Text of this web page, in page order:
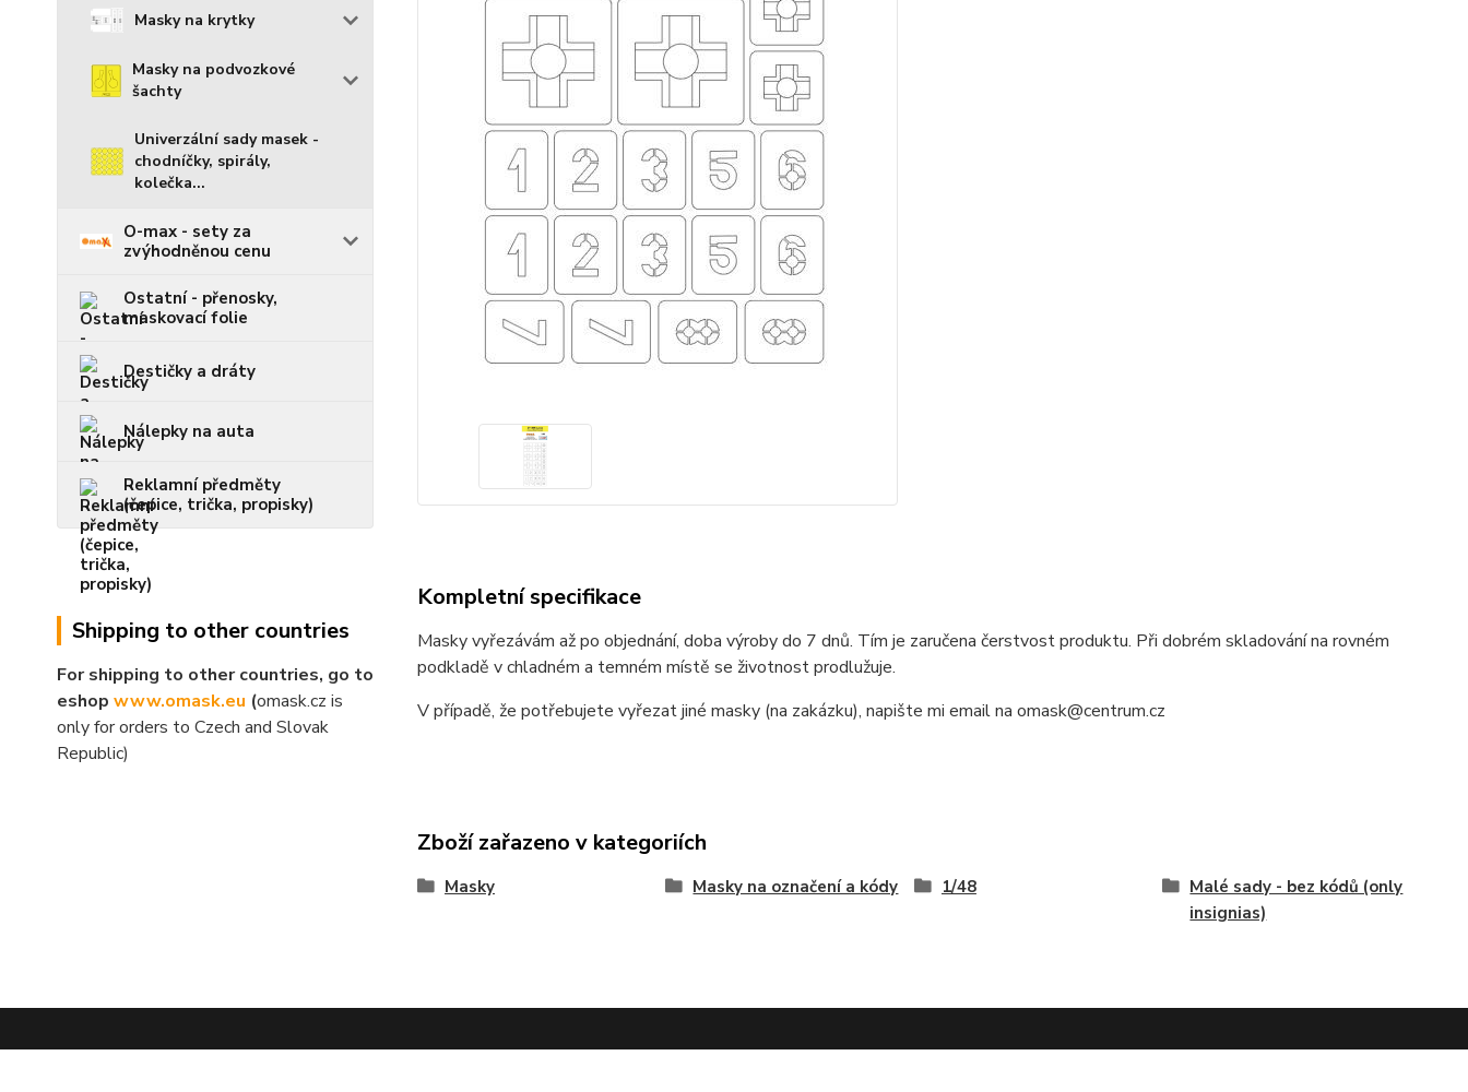
Masky na krytky
Masky na podvozkové
šachty
Univerzální sady masek -
chodníčky, spirály,
kolečka...
O-max - sety za
zvýhodněnou cenu
Ostatní - přenosky,
maskovací folie
Destičky a dráty
Nálepky na auta
Reklamní předměty
(čepice, trička, propisky)
Shipping to other countries
For shipping to other countries, go to
eshop www.omask.eu (omask.cz is
only for orders to Czech and Slovak
Republic)
Kompletní specifikace
Masky vyřezávám až po objednání, doba výroby do 7 dnů. Tím je zaručena čerstvost produktu. Při dobrém skladování na rovném
podkladě v chladném a temném místě se životnost prodlužuje.
V případě, že potřebujete vyřezat jiné masky (na zakázku), napište mi email na omask@centrum.cz
Zboží zařazeno v kategoriích
Masky Masky na označení a kódy 1/48
Malé sady - bez kódů (only
insignias)